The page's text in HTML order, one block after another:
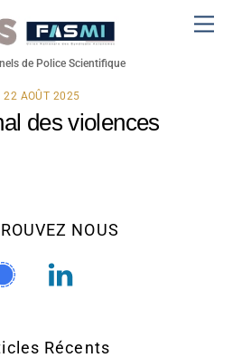
de Police Scientifique
22 AOÛT 2025
des violences
NOUS
Récents